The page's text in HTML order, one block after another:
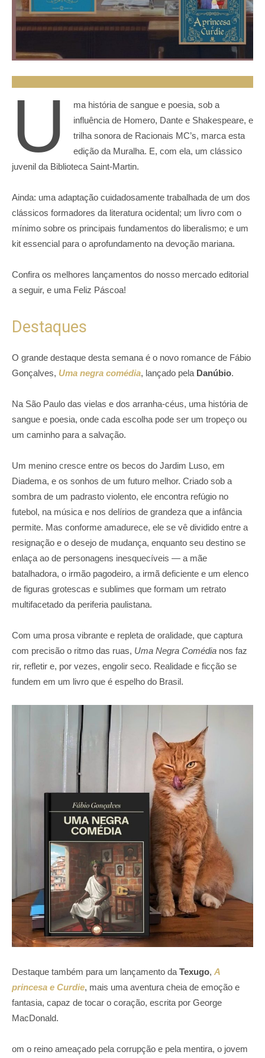
U
ma história de sangue e poesia, sob a
influência de Homero, Dante e Shakespeare, e
trilha sonora de Racionais MC’s, marca esta
edição da Muralha. E, com ela, um clássico
juvenil da Biblioteca Saint-Martin.
Ainda: uma adaptação cuidadosamente trabalhada de um dos
clássicos formadores da literatura ocidental; um livro com o
mínimo sobre os principais fundamentos do liberalismo; e um
kit essencial para o aprofundamento na devoção mariana.
Confira os melhores lançamentos do nosso mercado editorial
a seguir, e uma Feliz Páscoa!
Destaques
O grande destaque desta semana é o novo romance de Fábio
Gonçalves, Uma negra comédia, lançado pela Danúbio.
Na São Paulo das vielas e dos arranha-céus, uma história de
sangue e poesia, onde cada escolha pode ser um tropeço ou
um caminho para a salvação.
Um menino cresce entre os becos do Jardim Luso, em
Diadema, e os sonhos de um futuro melhor. Criado sob a
sombra de um padrasto violento, ele encontra refúgio no
futebol, na música e nos delírios de grandeza que a infância
permite. Mas conforme amadurece, ele se vê dividido entre a
resignação e o desejo de mudança, enquanto seu destino se
enlaça ao de personagens inesquecíveis — a mãe
batalhadora, o irmão pagodeiro, a irmã deficiente e um elenco
de figuras grotescas e sublimes que formam um retrato
multifacetado da periferia paulistana.
Com uma prosa vibrante e repleta de oralidade, que captura
com precisão o ritmo das ruas, Uma Negra Comédia nos faz
rir, refletir e, por vezes, engolir seco. Realidade e ficção se
fundem em um livro que é espelho do Brasil.
Destaque também para um lançamento da Texugo, A
princesa e Curdie, mais uma aventura cheia de emoção e
fantasia, capaz de tocar o coração, escrita por George
MacDonald.
om o reino ameaçado pela corrupção e pela mentira, o jovem